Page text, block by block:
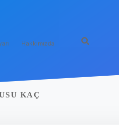
Hakkımızda
KAÇ